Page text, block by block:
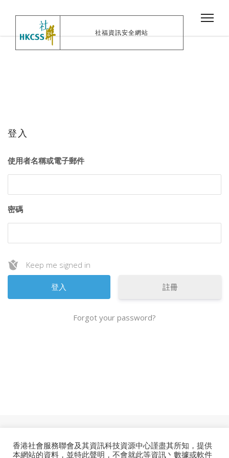
社福資訊安全網站
登入
使用者名稱或電子郵件
密碼
Keep me signed in
註冊
Forgot your password?
ESSENTIAL
香港社會服務聯會及其資訊科技資源中心謹盡其所知，提供
本網站的資料，並特此聲明，不會就此等資訊丶數據或軟件